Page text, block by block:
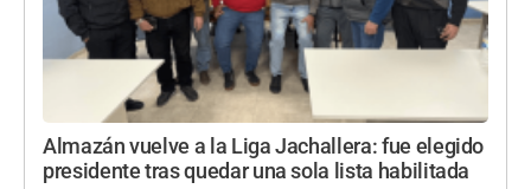
Almazán vuelve a la Liga Jachallera: fue elegido
presidente tras quedar una sola lista habilitada